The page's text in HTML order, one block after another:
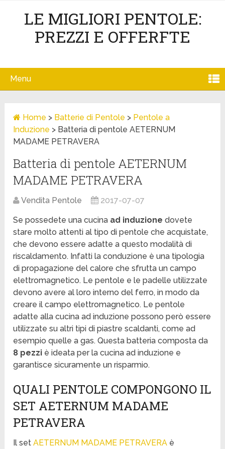
LE MIGLIORI PENTOLE:
PREZZI E OFFERFTE
Menu
Home > Batterie di Pentole > Pentole a
Induzione > Batteria di pentole AETERNUM
MADAME PETRAVERA
Batteria di pentole AETERNUM
MADAME PETRAVERA
Vendita Pentole 2017-07-07
Se possedete una cucina ad induzione dovete
stare molto attenti al tipo di pentole che acquistate,
che devono essere adatte a questo modalità di
riscaldamento. Infatti la conduzione è una tipologia
di propagazione del calore che sfrutta un campo
elettromagnetico. Le pentole e le padelle utilizzate
devono avere al loro interno del ferro, in modo da
creare il campo elettromagnetico. Le pentole
adatte alla cucina ad induzione possono però essere
utilizzate su altri tipi di piastre scaldanti, come ad
esempio quelle a gas. Questa batteria composta da
8 pezzi è ideata per la cucina ad induzione e
garantisce sicuramente un risparmio.
QUALI PENTOLE COMPONGONO IL
SET AETERNUM MADAME
PETRAVERA
Il setAETERNUM MADAME PETRAVERA è